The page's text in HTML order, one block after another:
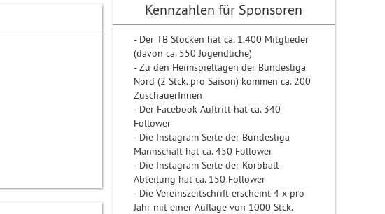
Kennzahlen für Sponsoren
- Der TB Stöcken hat ca. 1.400 Mitglieder
(davon ca. 550 Jugendliche)
- Zu den Heimspieltagen der Bundesliga
Nord (2 Stck. pro Saison) kommen ca. 200
ZuschauerInnen
- Der Facebook Auftritt hat ca. 340
Follower
- Die Instagram Seite der Bundesliga
Mannschaft hat ca. 450 Follower
- Die Instagram Seite der Korbball-
Abteilung hat ca. 150 Follower
- Die Vereinszeitschrift erscheint 4 x pro
Jahr mit einer Auflage von 1000 Stck.